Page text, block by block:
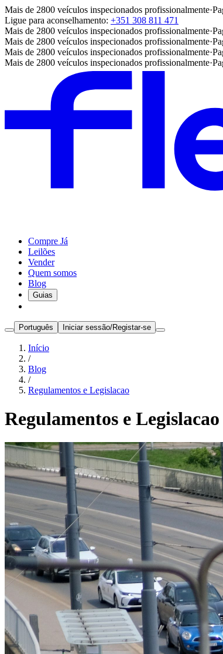
Mais de 2800 veículos inspecionados profissionalmente·
Ligue para aconselhamento: +351 308 811 471
Mais de 2800 veículos inspecionados profissionalmente·
Mais de 2800 veículos inspecionados profissionalmente·
Mais de 2800 veículos inspecionados profissionalmente·
Mais de 2800 veículos inspecionados profissionalmente·
Compre Já
Leilões
Vender
Quem somos
Blog
Guias
Português Iniciar sessão/Registar-se
Início
/
Blog
/
Regulamentos e Legislacao
Regulamentos e Legislacao